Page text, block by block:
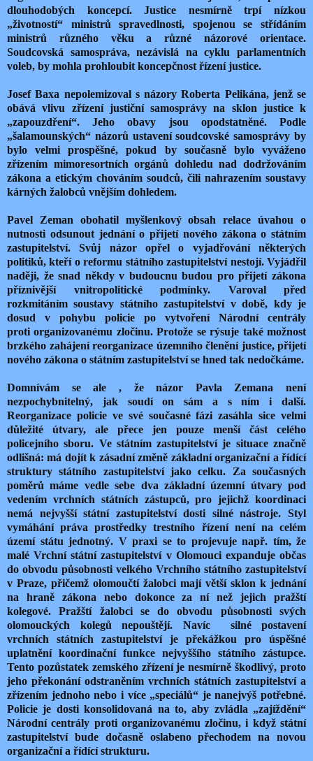
dlouhodobých koncepcí. Justice nesmírně trpí nízkou
„životností“ ministrů spravedlnosti, spojenou se střídáním
ministrů různého věku a různé názorové orientace.
Soudcovská samospráva, nezávislá na cyklu parlamentních
voleb, by mohla prohloubit koncepčnost řízení justice.
Josef Baxa nepolemizoval s názory Roberta Pelikána, jenž se
obává vlivu zřízení justiční samosprávy na sklon justice k
„zapouzdření“. Jeho obavy jsou opodstatněné. Podle
„šalamounských“ názorů ustavení soudcovské samosprávy by
bylo velmi prospěšné, pokud by současně bylo vyváženo
zřízením mimoresortních orgánů dohledu nad dodržováním
zákona a etickým chováním soudců, čili nahrazením soustavy
kárných žalobců vnějším dohledem.
Pavel Zeman obohatil myšlenkový obsah relace úvahou o
nutnosti odsunout jednání o přijetí nového zákona o státním
zastupitelství. Svůj názor opřel o vyjadřování některých
politiků, kteří o reformu státního zastupitelství nestojí. Vyjádřil
naději, že snad někdy v budoucnu budou pro přijetí zákona
příznivější vnitropolitické podmínky. Varoval před
rozkmitáním soustavy státního zastupitelství v době, kdy je
dosud v pohybu policie po vytvoření Národní centrály
proti organizovanému zločinu. Protože se rýsuje také možnost
brzkého zahájení reorganizace územního členění justice, přijetí
nového zákona o státním zastupitelství se hned tak nedočkáme.
Domnívám se ale , že názor Pavla Zemana není
nezpochybnitelný, jak soudí on sám a s ním i další.
Reorganizace policie ve své současné fázi zasáhla sice velmi
důležité útvary, ale přece jen pouze menší část celého
policejního sboru. Ve státním zastupitelství je situace značně
odlišná: má dojít k zásadní změně základní organizační a řídící
struktury státního zastupitelství jako celku. Za současných
poměrů máme vedle sebe dva základní územní útvary pod
vedením vrchních státních zástupců, pro jejichž koordinaci
nemá nejvyšší státní zastupitelství dosti silné nástroje. Styl
vymáhání práva prostředky trestního řízení není na celém
území státu jednotný. V praxi se to projevuje např. tím, že
malé Vrchní státní zastupitelství v Olomouci expanduje občas
do obvodu působnosti velkého Vrchního státního zastupitelství
v Praze, přičemž olomoučtí žalobci mají větší sklon k jednání
na hraně zákona nebo dokonce za ní než jejich pražští
kolegové. Pražští žalobci se do obvodu působnosti svých
olomouckých kolegů nepouštějí. Navíc silné postavení
vrchních státních zastupitelství je překážkou pro úspěšné
uplatnění koordinační funkce nejvyššího státního zástupce.
Tento pozůstatek zemského zřízení je nesmírně škodlivý, proto
jeho překonání odstraněním vrchních státních zastupitelství a
zřízením jednoho nebo i více „speciálů“ je nanejvýš potřebné.
Policie je dosti konsolidovaná na to, aby zvládla „zajíždění“
Národní centrály proti organizovanému zločinu, i když státní
zastupitelství bude dočasně oslabeno přechodem na novou
organizační a řídící strukturu.